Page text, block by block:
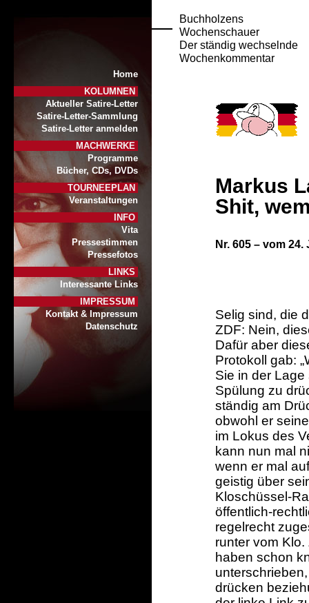
Home
KOLUMNEN
Aktueller Satire-Letter
Satire-Letter-Sammlung
Satire-Letter anmelden
MACHWERKE
Programme
Bücher, CDs, DVDs
TOURNEEPLAN
Veranstaltungen
INFO
Vita
Pressestimmen
Pressefotos
LINKS
Interessante Links
IMPRESSUM
Kontakt & Impressum
Datenschutz
Buchholzens
Wochenschauer
Der ständig wechselnde
Wochenkommentar
Markus
Shit,
Nr. 605 – vom 24.
Selig sind, die
ZDF: Nein,
Dafür aber
Protokoll gab:
Sie in der
Spülung zu
ständig am
obwohl er
im Lokus des
kann nun mal
wenn er mal
geistig über
Kloschüssel-
öffentlich-
regelrecht
runter vom
haben schon
drücken